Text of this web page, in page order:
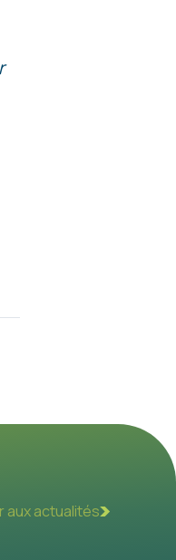
aux actualités